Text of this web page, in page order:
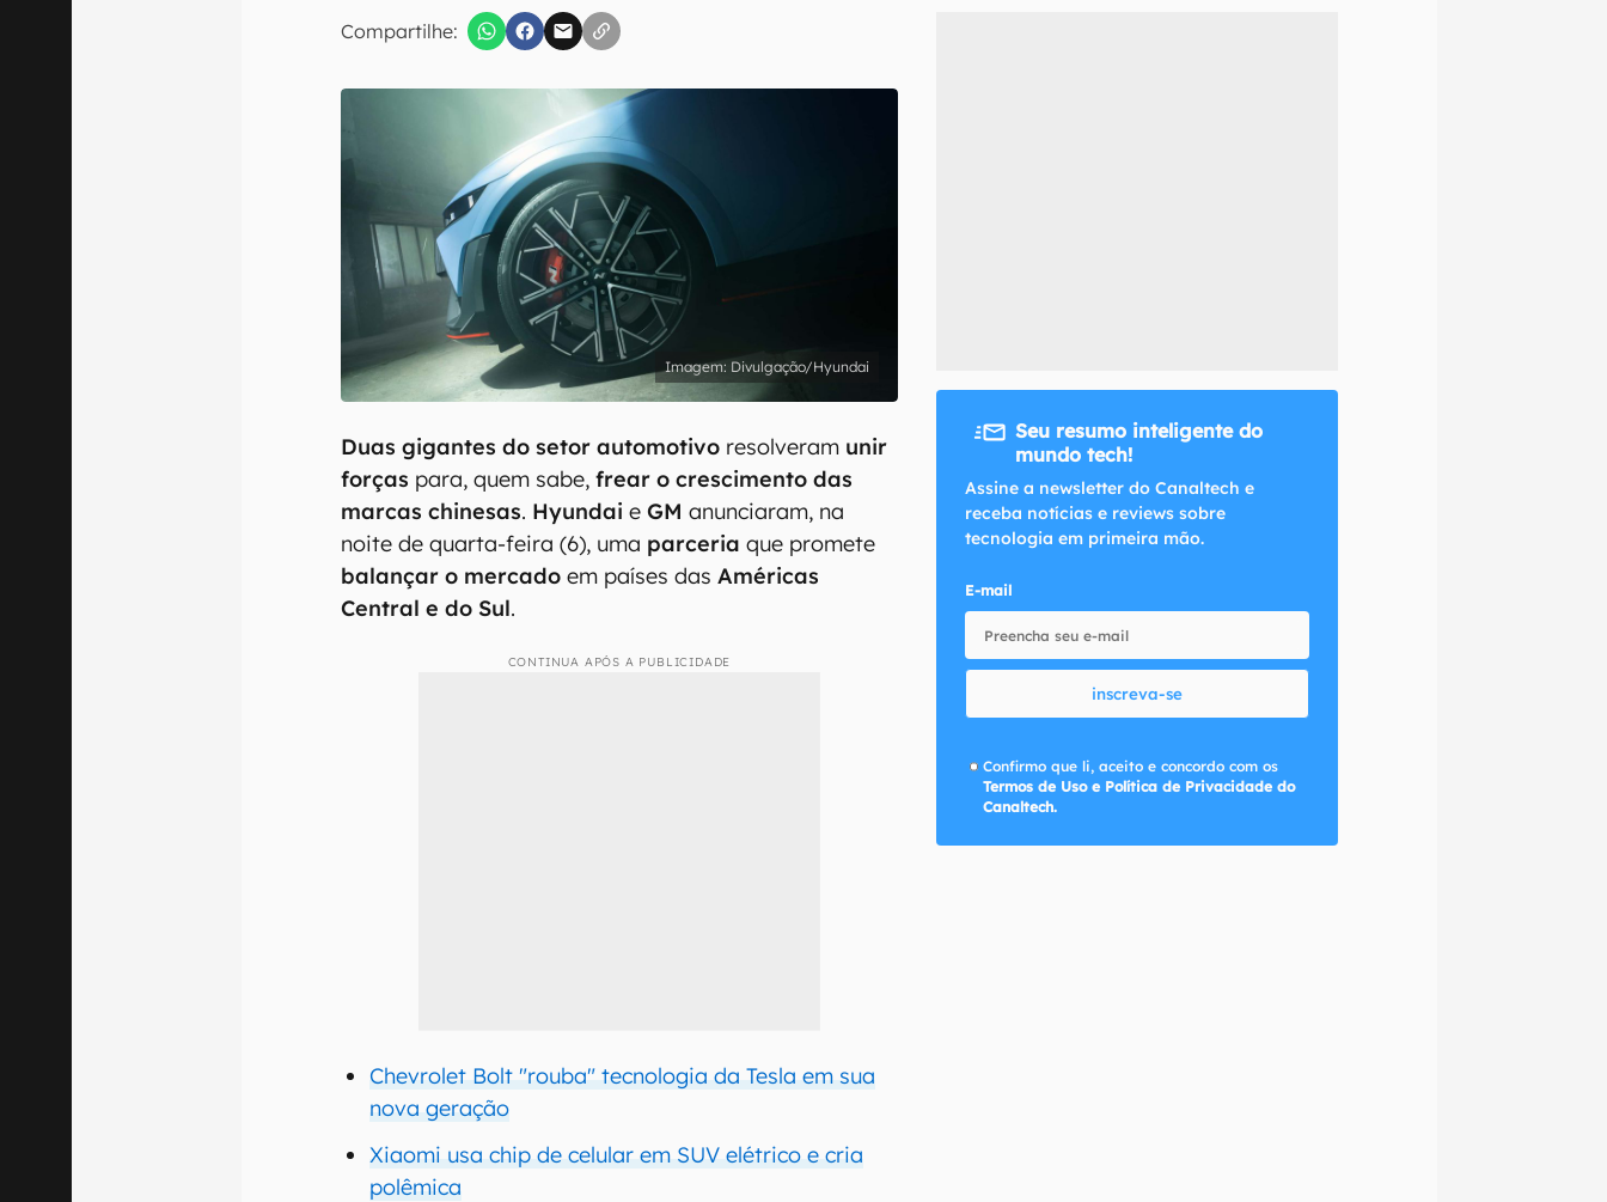
Compartilhe:
Confirmo que li, aceito e concordo com os
Divulgação/Hyundai
Duas gigantes do setor automotivo resolveram unir
forças para, quem sabe,frear o crescimento das
marcas chinesas. Hyundai eGM anunciaram, na
noite de quarta-feira (6), uma parceria que promete
balançar o mercado em países dasAméricas
Central e do Sul.
CONTINUA APÓS A PUBLICIDADE
Chevrolet Bolt "rouba" tecnologia da Tesla em sua
nova geração
Xiaomi usa chip de celular em SUV elétrico e cria
polêmica
Seu resumo inteligente do
mundo tech!
Assine a newsletter do Canaltech e
receba notícias e reviews sobre
tecnologia em primeira mão.
E-mail
inscreva-se
Confirmo que li, aceito e concordo com os
Termos de Uso e Política de Privacidade do
Canaltech.